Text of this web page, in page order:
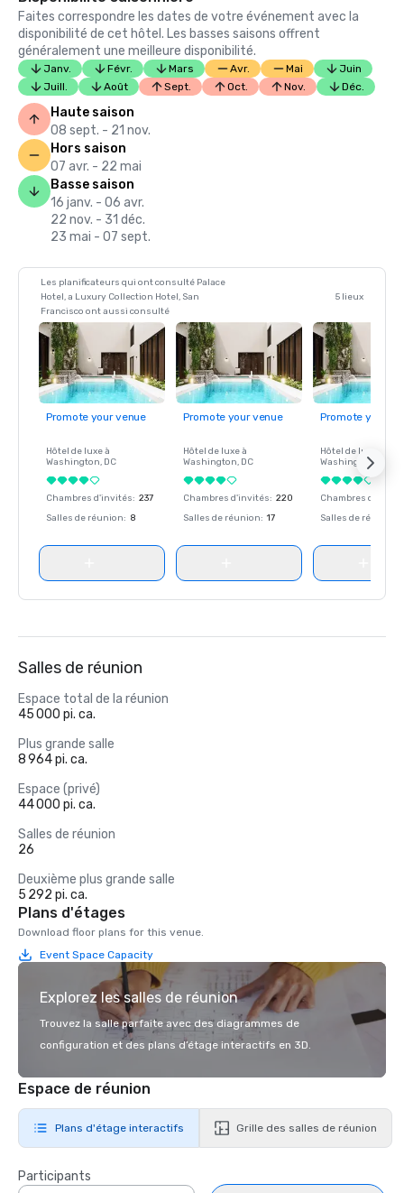
Faites correspondre les dates de votre événement avec la
disponibilité de cet hôtel. Les basses saisons offrent
généralement une meilleure disponibilité.
Janv. Févr. Mars Avr. Mai
Juin
Juill.
Août Sept. Oct. Nov. Déc.
Haute saison
08 sept. - 21 nov.
Hors saison
07 avr. - 22 mai
Basse saison
16 janv. - 06 avr.
22 nov. - 31 déc.
23 mai - 07 sept.
Les planificateurs qui ont consulté Palace
Hotel, a Luxury Collection Hotel, San
Francisco ont aussi consulté
5 lieux
Promote your venue
Hôtel de luxe à
Washington, DC
Chambres d'invités: 237
Salles de réunion: 8
Promote your venue
Hôtel de luxe à
Washington, DC
Chambres d'invités: 220
Salles de réunion: 17
Promote your
Hôtel de luxe à
Washington
Chambres
Salles de réunion
Salles de réunion
Espace total de la réunion
45 000 pi. ca.
Plus grande salle
8 964 pi. ca.
Espace (privé)
44 000 pi. ca.
Salles de réunion
26
Deuxième plus grande salle
5 292 pi. ca.
Plans d'étages
Download floor plans for this venue.
Event Space Capacity
Explorez les salles de réunion
Trouvez la salle parfaite avec des diagrammes de
configuration et des plans d’étage interactifs en 3D.
Espace de réunion
Plans d'étage interactifs Grille des salles de réunion
Participants